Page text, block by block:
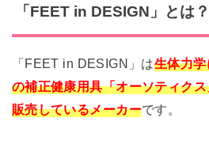
「FEET in DESIGN 」とは？
「FEET in DESIGN 」は生体力
の補正健康用具「オーソティク
販売しているメーカーです。